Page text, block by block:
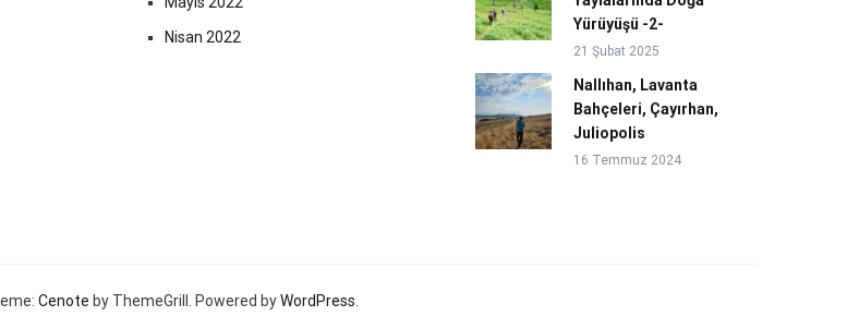
Nisan 2022
Yürüyüşü -2-
21 Şubat 2025
Nallıhan, Lavanta
Bahçeleri, Çayırhan,
Juliopolis
16 Temmuz 2024
Cenote by ThemeGrill. Powered byWordPress.